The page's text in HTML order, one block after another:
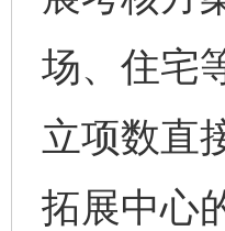
场、住宅
立项数直
拓展中心